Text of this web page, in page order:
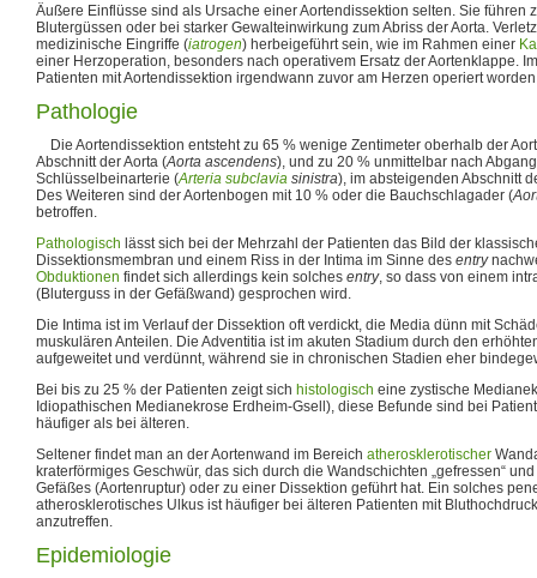
Äußere Einflüsse sind als Ursache einer Aortendissektion selten. Sie führen
Blutergüssen oder bei starker Gewalteinwirkung zum Abriss der Aorta.
medizinische Eingriffe (iatrogen) herbeigeführt sein, wie im Rahmen einer
einer Herzoperation, besonders nach operativem Ersatz der Aortenklappe.
Patienten mit Aortendissektion irgendwann zuvor am Herzen operiert
Pathologie
Die Aortendissektion entsteht zu 65 % wenige Zentimeter oberhalb der
Abschnitt der Aorta (Aorta ascendens), und zu 20 % unmittelbar nach
Schlüsselbeinarterie (Arteria subclavia sinistra), im absteigenden Abschnitt
Des Weiteren sind der Aortenbogen mit 10 % oder die Bauchschlagader (
betroffen.
Pathologisch lässt sich bei der Mehrzahl der Patienten das Bild der
Dissektionsmembran und einem Riss in der Intima im Sinne des entry
Obduktionen findet sich allerdings kein solches entry, so dass von einem
(Bluterguss in der Gefäßwand) gesprochen wird.
Die Intima ist im Verlauf der Dissektion oft verdickt, die Media dünn mit
muskulären Anteilen. Die Adventitia ist im akuten Stadium durch den
aufgeweitet und verdünnt, während sie in chronischen Stadien eher
Bei bis zu 25 % der Patienten zeigt sich histologisch eine zystische
Idiopathischen Medianekrose Erdheim-Gsell), diese Befunde sind bei
häufiger als bei älteren.
Seltener findet man an der Aortenwand im Bereich atherosklerotischer
kraterförmiges Geschwür, das sich durch die Wandschichten „gefressen“
Gefäßes (Aortenruptur) oder zu einer Dissektion geführt hat. Ein solches
atherosklerotisches Ulkus ist häufiger bei älteren Patienten mit
anzutreffen.
Epidemiologie